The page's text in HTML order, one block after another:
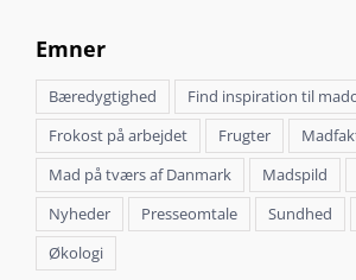
Emner
Bæredygtighed
Find inspiration til
Frokost på arbejdet
Frugter
Mad på tværs af Danmark
Madspild
Nyheder
Presseomtale Sundhed
Økologi